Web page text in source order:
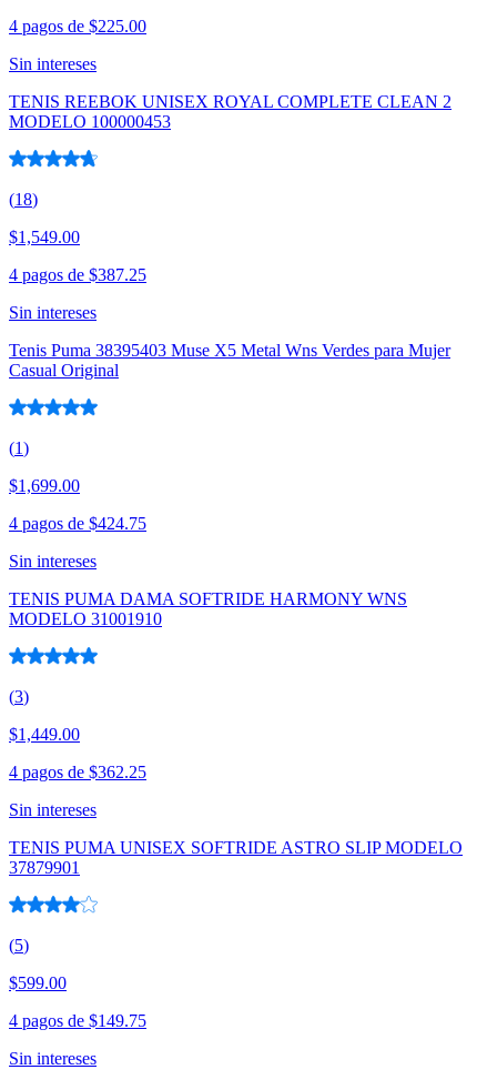
4 pagos de $225.00
Sin intereses
TENIS REEBOK UNISEX ROYAL COMPLETE CLEAN 2
MODELO 100000453
(18)
$1,549.00
4 pagos de $387.25
Sin intereses
Tenis Puma 38395403 Muse X5 Metal Wns Verdes para Mujer
Casual Original
(1)
$1,699.00
4 pagos de $424.75
Sin intereses
TENIS PUMA DAMA SOFTRIDE HARMONY WNS
MODELO 31001910
(3)
$1,449.00
4 pagos de $362.25
Sin intereses
TENIS PUMA UNISEX SOFTRIDE ASTRO SLIP MODELO
37879901
(5)
$599.00
4 pagos de $149.75
Sin intereses